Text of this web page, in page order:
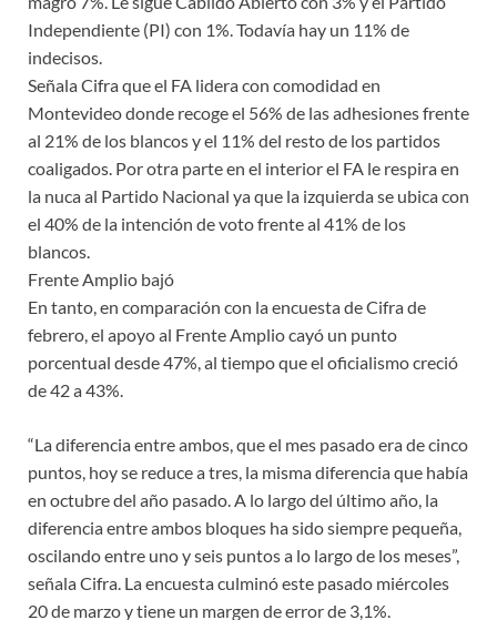
Independiente (PI) con 1%. Todavía hay un 11% de
indecisos.
Señala Cifra que el FA lidera con comodidad en
Montevideo donde recoge el 56% de las adhesiones frente
al 21% de los blancos y el 11% del resto de los partidos
coaligados. Por otra parte en el interior el FA le respira en
la nuca al Partido Nacional ya que la izquierda se ubica con
el 40% de la intención de voto frente al 41% de los
blancos.
Frente Amplio bajó
En tanto, en comparación con la encuesta de Cifra de
febrero, el apoyo al Frente Amplio cayó un punto
porcentual desde 47%, al tiempo que el oficialismo creció
de 42 a 43%.
“La diferencia entre ambos, que el mes pasado era de cinco
puntos, hoy se reduce a tres, la misma diferencia que había
en octubre del año pasado. A lo largo del último año, la
diferencia entre ambos bloques ha sido siempre pequeña,
oscilando entre uno y seis puntos a lo largo de los meses”,
señala Cifra. La encuesta culminó este pasado miércoles
20 de marzo y tiene un margen de error de 3,1%.